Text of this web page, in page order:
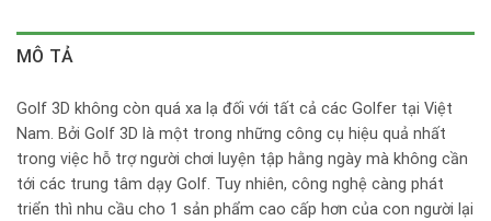
MÔ TẢ
Golf 3D không còn quá xa lạ đối với tất cả các Golfer tại Việt
Nam. Bởi Golf 3D là một trong những công cụ hiệu quả nhất
trong việc hỗ trợ người chơi luyện tập hằng ngày mà không cần
tới các trung tâm dạy Golf. Tuy nhiên, công nghệ càng phát
triển thì nhu cầu cho 1 sản phẩm cao cấp hơn của con người lại